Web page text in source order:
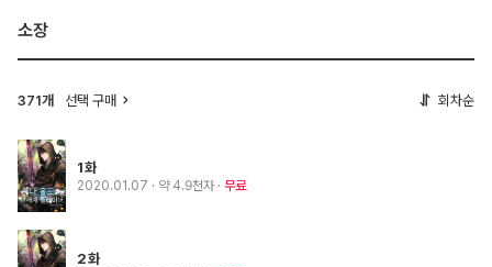
소장
371개 선택 구매 회차순
1화
2020.01.07 · 약 4.9천자 무료
2화